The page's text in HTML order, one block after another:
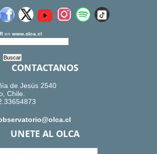
en www.olca.cl
CONTACTANOS
de Jesús 2540
Chile.
UNETE AL OLCA